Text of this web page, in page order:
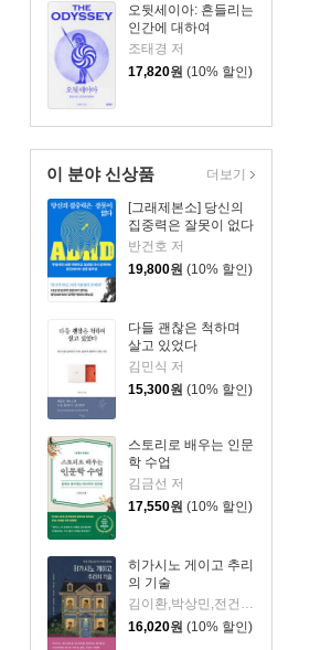
오뒷세이아: 흔들리는
인간에 대하여
조태경 저
17,820원 (10% 할인)
이 분야 신상품
[그래제본소] 당신의
집중력은 잘못이 없다
반건호 저
19,800원 (10% 할인)
다들 괜찮은 척하며
살고 있었다
김민식 저
15,300원 (10% 할인)
스토리로 배우는 인문
학 수업
김금선 저
17,550원 (10% 할인)
히가시노 게이고 추리
의 기술
김이환,박상민,전건우,정명섭,조동신 저
16,020원 (10% 할인)
더보기